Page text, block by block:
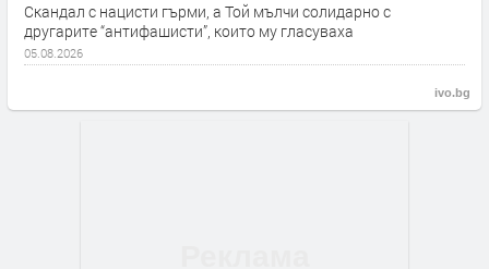
Скандал с нацисти гърми, а Той мълчи солидарно с
другарите “антифашисти”, които му гласуваха
05.08.2026
ivo.bg